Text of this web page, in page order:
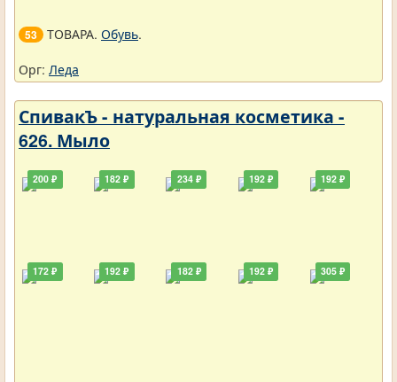
53 ТОВАРА. Обувь.
Орг: Леда
СпивакЪ - натуральная косметика -
626. Мыло
200 ₽
172 ₽
182 ₽
192 ₽
234 ₽
182 ₽
192 ₽
192 ₽
192 ₽
305 ₽